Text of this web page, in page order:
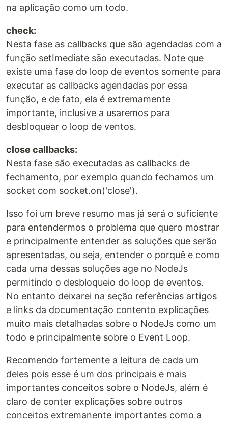
na aplicação como um todo.
check:
Nesta fase as callbacks que são agendadas com a
função setImediate são executadas. Note que
existe uma fase do loop de eventos somente para
executar as callbacks agendadas por essa
função, e de fato, ela é extremamente
importante, inclusive a usaremos para
desbloquear o loop de ventos.
close callbacks:
Nesta fase são executadas as callbacks de
fechamento, por exemplo quando fechamos um
socket com socket.on('close').
Isso foi um breve resumo mas já será o suficiente
para entendermos o problema que quero mostrar
e principalmente entender as soluções que serão
apresentadas, ou seja, entender o porquê e como
cada uma dessas soluções age no NodeJs
permitindo o desbloqueio do loop de eventos.
No entanto deixarei na seção referências artigos
e links da documentação contento explicações
muito mais detalhadas sobre o NodeJs como um
todo e principalmente sobre o Event Loop.
Recomendo fortemente a leitura de cada um
deles pois esse é um dos principais e mais
importantes conceitos sobre o NodeJs, além é
claro de conter explicações sobre outros
conceitos extremanente importantes como a